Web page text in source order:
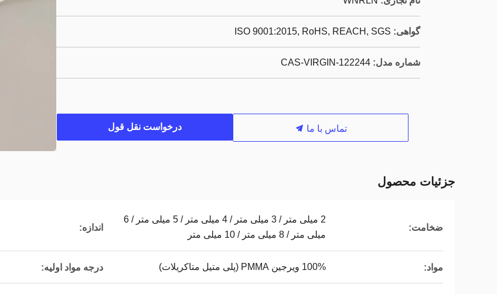
گواهی: ISO 9001:2015, RoHS, REACH, SGS
شماره مدل: CAS-VIRGIN-122244
تماس با ما درخواست نقل قول
جزئیات محصول
ضخامت:
2 میلی متر / 3 میلی متر / 4 میلی متر / 5 میلی متر / 6
میلی متر / 8 میلی متر / 10 میلی متر
اندازه:
مواد: 100% ویرجین PMMA (پلی متیل متاکریلات) درجه مواد اولیه: